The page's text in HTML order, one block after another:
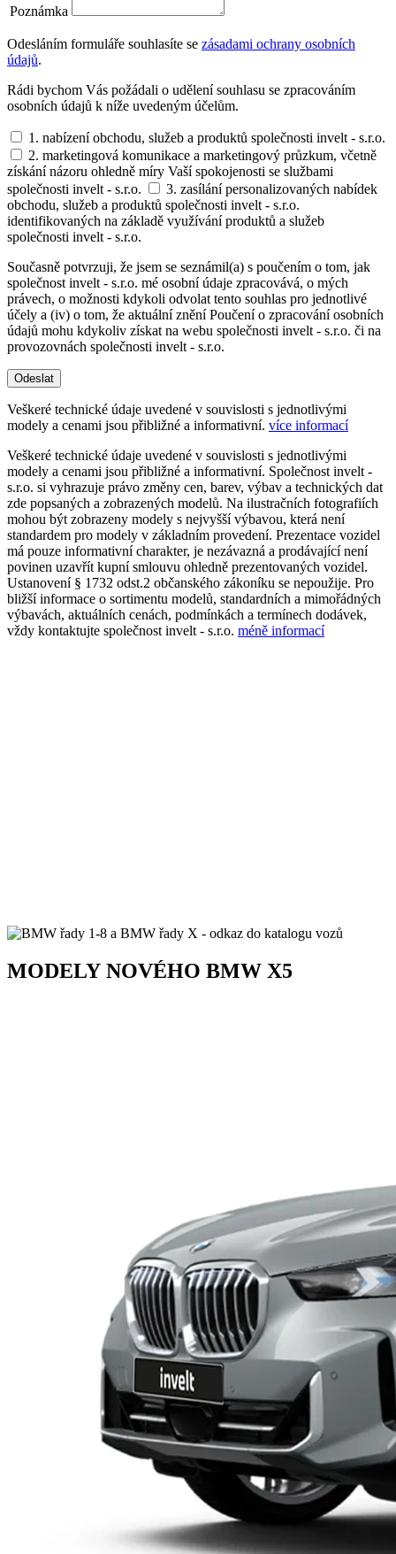
Poznámka
Odesláním formuláře souhlasíte se zásadami ochrany osobních
údajů.
Rádi bychom Vás požádali o udělení souhlasu se zpracováním
osobních údajů k níže uvedeným účelům.
1. nabízení obchodu, služeb a produktů společnosti invelt - s.r.o.
2. marketingová komunikace a marketingový průzkum, včetně
získání názoru ohledně míry Vaší spokojenosti se službami
společnosti invelt - s.r.o.
3. zasílání personalizovaných nabídek
obchodu, služeb a produktů společnosti invelt - s.r.o.
identifikovaných na základě využívání produktů a služeb
společnosti invelt - s.r.o.
Současně potvrzuji, že jsem se seznámil(a) s poučením o tom, jak
společnost invelt - s.r.o. mé osobní údaje zpracovává, o mých
právech, o možnosti kdykoli odvolat tento souhlas pro jednotlivé
účely a (iv) o tom, že aktuální znění Poučení o zpracování osobních
údajů mohu kdykoliv získat na webu společnosti invelt - s.r.o. či na
provozovnách společnosti invelt - s.r.o.
Odeslat
Veškeré technické údaje uvedené v souvislosti s jednotlivými
modely a cenami jsou přibližné a informativní. více informací
Veškeré technické údaje uvedené v souvislosti s jednotlivými
modely a cenami jsou přibližné a informativní. Společnost invelt -
s.r.o. si vyhrazuje právo změny cen, barev, výbav a technických dat
zde popsaných a zobrazených modelů. Na ilustračních fotografiích
mohou být zobrazeny modely s nejvyšší výbavou, která není
standardem pro modely v základním provedení. Prezentace vozidel
má pouze informativní charakter, je nezávazná a prodávající není
povinen uzavřít kupní smlouvu ohledně prezentovaných vozidel.
Ustanovení § 1732 odst.2 občanského zákoníku se nepoužije. Pro
bližší informace o sortimentu modelů, standardních a mimořádných
výbavách, aktuálních cenách, podmínkách a termínech dodávek,
vždy kontaktujte společnost invelt - s.r.o. méně informací
MODELY NOVÉHO BMW X5